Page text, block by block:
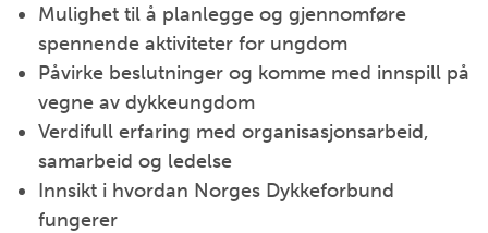
Mulighet til å planlegge og gjennomføre
spennende aktiviteter for ungdom
Påvirke beslutninger og komme med innspill på
vegne av dykkeungdom
Verdifull erfaring med organisasjonsarbeid,
samarbeid og ledelse
Innsikt i hvordan Norges Dykkeforbund
fungerer